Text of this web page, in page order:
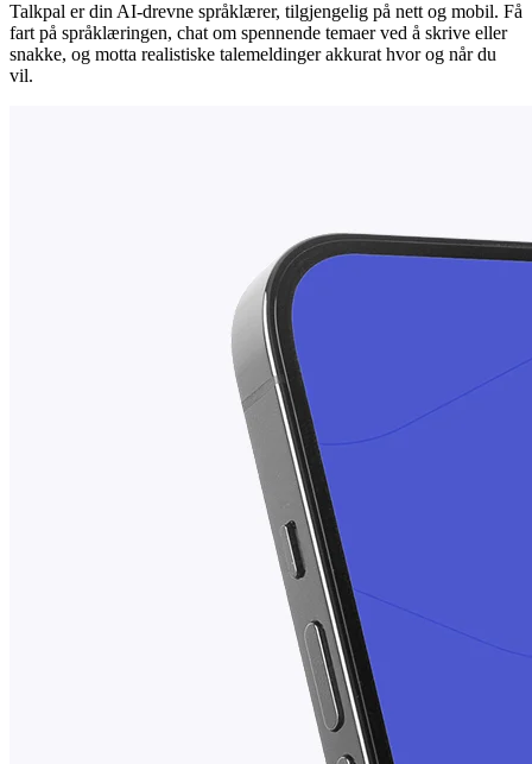
Talkpal er din AI-drevne språklærer, tilgjengelig på nett og mobil. Få
fart på språklæringen, chat om spennende temaer ved å skrive eller
snakke, og motta realistiske talemeldinger akkurat hvor og når du
vil.